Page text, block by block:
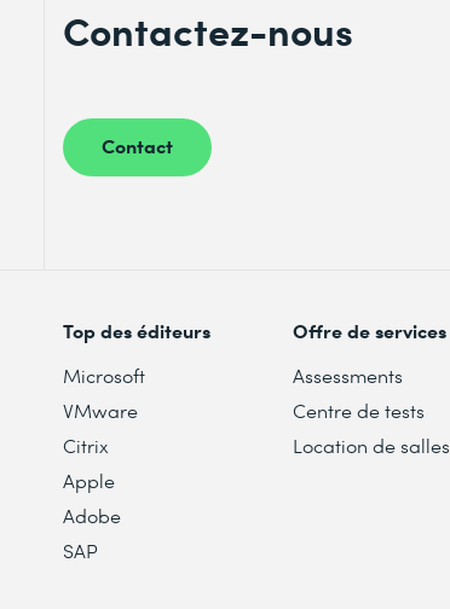
Contactez-nous
Contact
Top des éditeurs
Microsoft
VMware
Citrix
Apple
Adobe
SAP
Offre de services
Assessments
Centre de tests
Location de salles